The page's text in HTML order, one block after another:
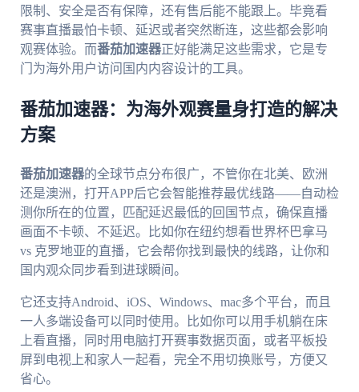
限制、安全是否有保障，还有售后能不能跟上。毕竟看
赛事直播最怕卡顿、延迟或者突然断连，这些都会影响
观赛体验。而番茄加速器正好能满足这些需求，它是专
门为海外用户访问国内内容设计的工具。
番茄加速器：为海外观赛量身打造的解决
方案
番茄加速器的全球节点分布很广，不管你在北美、欧洲
还是澳洲，打开APP后它会智能推荐最优线路——自动检
测你所在的位置，匹配延迟最低的回国节点，确保直播
画面不卡顿、不延迟。比如你在纽约想看世界杯巴拿马
vs 克罗地亚的直播，它会帮你找到最快的线路，让你和
国内观众同步看到进球瞬间。
它还支持Android、iOS、Windows、mac多个平台，而且
一人多端设备可以同时使用。比如你可以用手机躺在床
上看直播，同时用电脑打开赛事数据页面，或者平板投
屏到电视上和家人一起看，完全不用切换账号，方便又
省心。